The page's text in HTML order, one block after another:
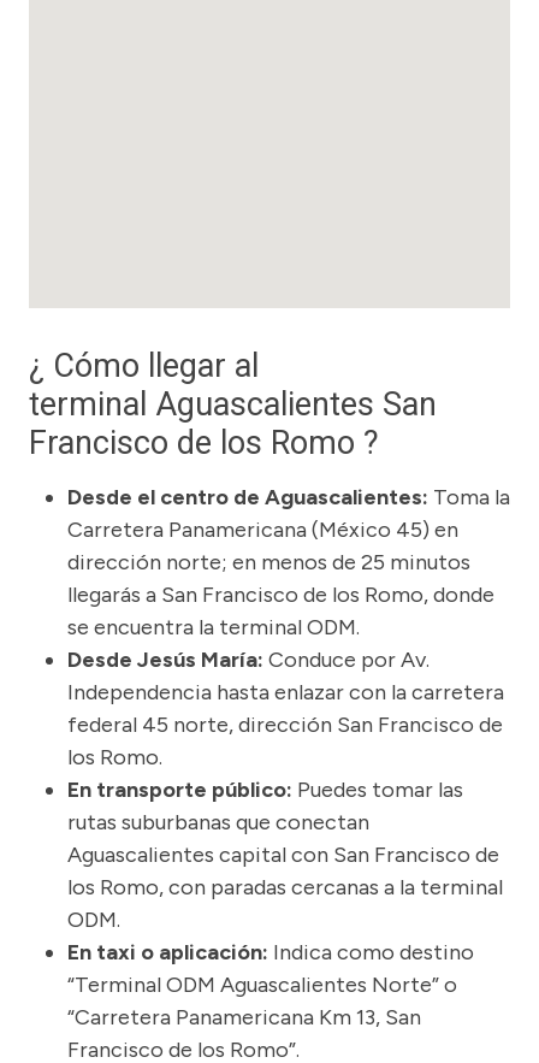
¿ Cómo llegar al
terminal Aguascalientes San
Francisco de los Romo ?
Desde el centro de Aguascalientes: Toma la
Carretera Panamericana (México 45) en
dirección norte; en menos de 25 minutos
llegarás a San Francisco de los Romo, donde
se encuentra la terminal ODM.
Desde Jesús María: Conduce por Av.
Independencia hasta enlazar con la carretera
federal 45 norte, dirección San Francisco de
los Romo.
En transporte público: Puedes tomar las
rutas suburbanas que conectan
Aguascalientes capital con San Francisco de
los Romo, con paradas cercanas a la terminal
ODM.
En taxi o aplicación: Indica como destino
“Terminal ODM Aguascalientes Norte” o
“Carretera Panamericana Km 13, San
Francisco de los Romo”.